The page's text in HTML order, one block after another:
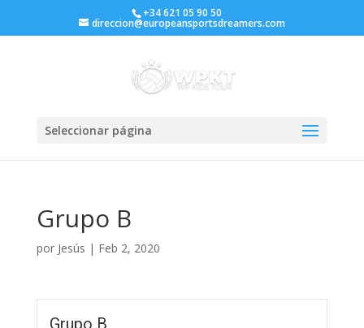
+34 621 05 90 50
direccion@europeansportsdreamers.com
Seleccionar página
Grupo B
por Jesús | Feb 2, 2020
Grupo B